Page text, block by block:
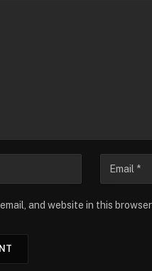
email, and website in this